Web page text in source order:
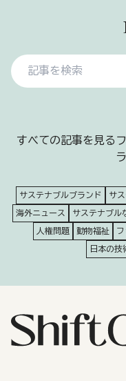
すべての記事を見る
サステナブルブランド サ
海外ニュース
サステナブル
人権問題
動物福祉
日本の技